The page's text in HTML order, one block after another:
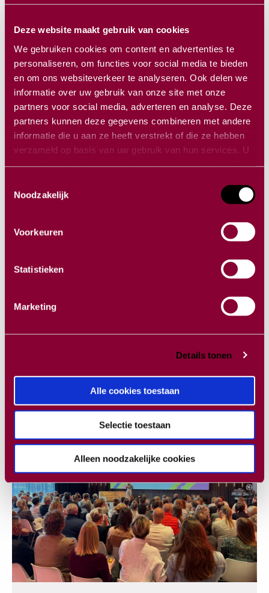
Deze website maakt gebruik van cookies
We gebruiken cookies om content en advertenties te
personaliseren, om functies voor social media te bieden
en om ons websiteverkeer te analyseren. Ook delen we
informatie over uw gebruik van onze site met onze
partners voor social media, adverteren en analyse. Deze
partners kunnen deze gegevens combineren met andere
informatie die u aan ze heeft verstrekt of die ze hebben
verzameld op basis van uw gebruik van hun services. U
Noodzakelijk
Voorkeuren
Statistieken
Marketing
Details tonen
Alle cookies toestaan
Selectie toestaan
Alleen noodzakelijke cookies
15/juni/2018
200 bezoekers, 6 exposanten
Faculty dinner en coördinatie
internationale sprekers